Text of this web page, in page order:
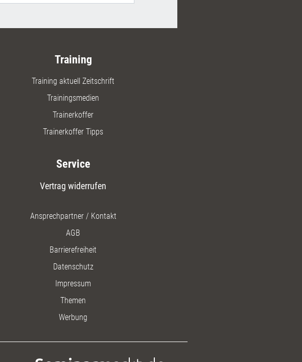
Training
Training aktuell Zeitschrift
Trainingsmedien
Trainerkoffer
Trainerkoffer Tipps
Service
Vertrag widerrufen
Ansprechpartner / Kontakt
AGB
Barrierefreiheit
Datenschutz
Impressum
Themen
Werbung